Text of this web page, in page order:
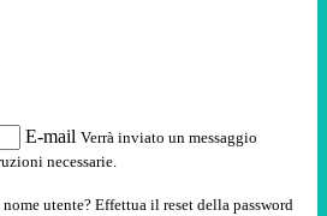
E-mail Verrà inviato un messaggio
necessarie.
utente? Effettua il reset della password